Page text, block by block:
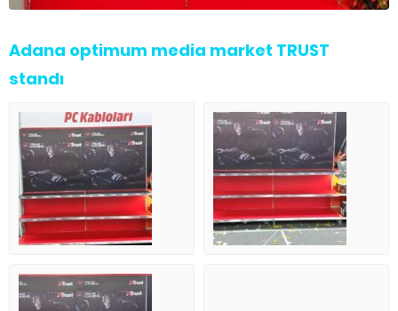
Adana optimum media market TRUST
standı